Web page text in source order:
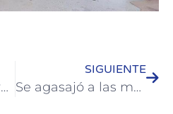
Se realiza en control de vacunación e información en la carpa sanitaria
SIGUIENTE
Se agasajó a las madres con un encuentro en la explanada del puerto